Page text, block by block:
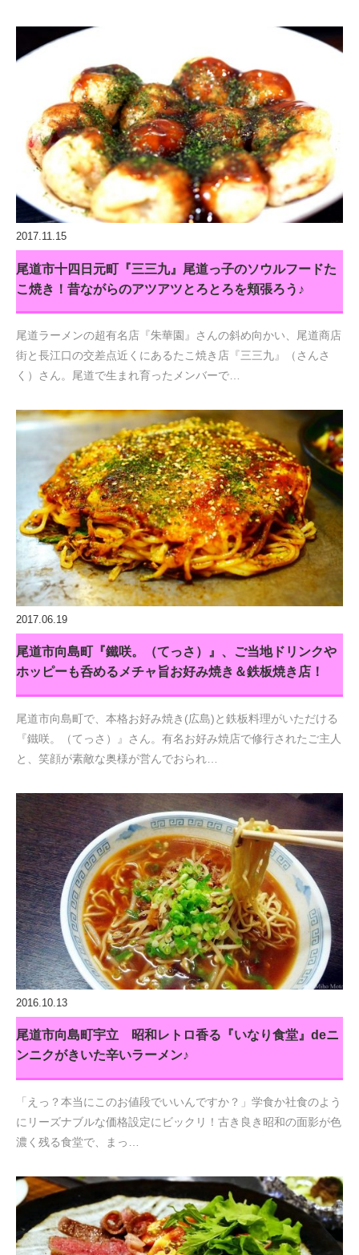
2017.11.15
尾道市十四日元町『三三九』尾道っ子のソウルフードた
こ焼き！昔ながらのアツアツとろとろを頬張ろう♪
尾道ラーメンの超有名店『朱華園』さんの斜め向かい、尾道商店
街と長江口の交差点近くにあるたこ焼き店『三三九』（さんさ
く）さん。尾道で生まれ育ったメンバーで…
2017.06.19
尾道市向島町『鐵咲。（てっさ）』、ご当地ドリンクや
ホッピーも呑めるメチャ旨お好み焼き＆鉄板焼き店！
尾道市向島町で、本格お好み焼き(広島)と鉄板料理がいただける
『鐵咲。（てっさ）』さん。有名お好み焼店で修行されたご主人
と、笑顔が素敵な奥様が営んでおられ…
2016.10.13
尾道市向島町宇立 昭和レトロ香る『いなり食堂』deニ
ンニクがきいた辛いラーメン♪
「えっ？本当にこのお値段でいいんですか？」学食か社食のよう
にリーズナブルな価格設定にビックリ！古き良き昭和の面影が色
濃く残る食堂で、まっ…